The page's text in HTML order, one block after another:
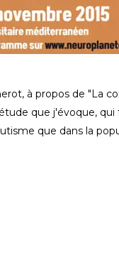
à propos de "La
que j'évoque,
que dans la